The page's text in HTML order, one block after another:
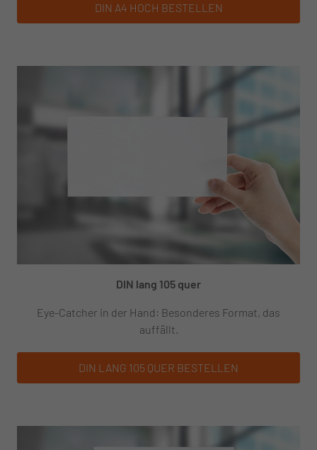
DIN A4 HOCH BESTELLEN
DIN lang 105 quer
Eye-Catcher in der Hand: Besonderes Format, das
auffällt.
DIN LANG 105 QUER BESTELLEN